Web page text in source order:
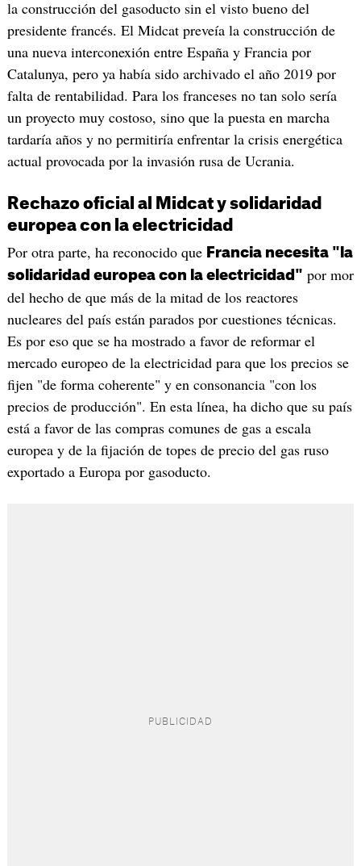
la construcción del gasoducto sin el visto bueno del
presidente francés. El Midcat preveía la construcción de
una nueva interconexión entre España y Francia por
Catalunya, pero ya había sido archivado el año 2019 por
falta de rentabilidad. Para los franceses no tan solo sería
un proyecto muy costoso, sino que la puesta en marcha
tardaría años y no permitiría enfrentar la crisis energética
actual provocada por la invasión rusa de Ucrania.
Rechazo oficial al Midcat y solidaridad
europea con la electricidad
Por otra parte, ha reconocido que Francia necesita "la
solidaridad europea con la electricidad" por mor
del hecho de que más de la mitad de los reactores
nucleares del país están parados por cuestiones técnicas.
Es por eso que se ha mostrado a favor de reformar el
mercado europeo de la electricidad para que los precios se
fijen "de forma coherente" y en consonancia "con los
precios de producción". En esta línea, ha dicho que su país
está a favor de las compras comunes de gas a escala
europea y de la fijación de topes de precio del gas ruso
exportado a Europa por gasoducto.